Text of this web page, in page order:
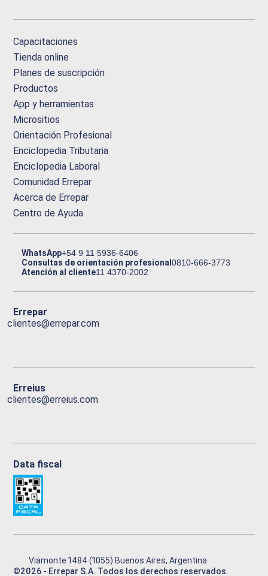
Capacitaciones
Tienda online
Planes de suscripción
Productos
App y herramientas
Micrositios
Orientación Profesional
Enciclopedia Tributaria
Enciclopedia Laboral
Comunidad Errepar
Acerca de Errepar
Centro de Ayuda
WhatsApp+54 9 11 5936-6406
Consultas de orientación profesional0810-666-3773
Atención al cliente11 4370-2002
Errepar
clientes@errepar.com
Erreius
clientes@erreius.com
Data fiscal
Viamonte 1484 (1055) Buenos Aires, Argentina
©2026 - Errepar S.A. Todos los derechos reservados.